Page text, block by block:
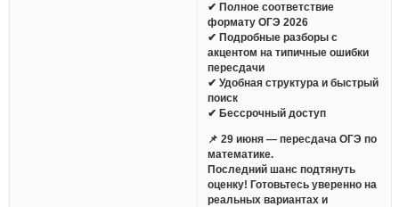
✔ Полное соответствие
формату ОГЭ 2026
✔ Подробные разборы с
акцентом на типичные ошибки
пересдачи
✔ Удобная структура и быстрый
поиск
✔ Бессрочный доступ
📌 29 июня — пересдача ОГЭ по
математике.
Последний шанс подтянуть
оценку! Готовьтесь уверенно на
реальных вариантах и